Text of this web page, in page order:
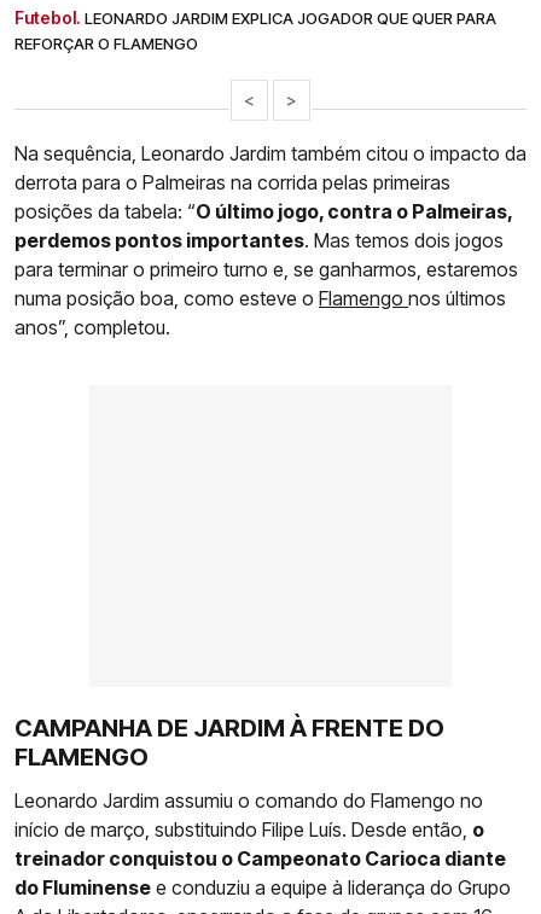
Futebol. LEONARDO JARDIM EXPLICA JOGADOR QUE QUER PARA
REFORÇAR O FLAMENGO
< >
Na sequência, Leonardo Jardim também citou o impacto da
derrota para o Palmeiras na corrida pelas primeiras
posições da tabela: “O último jogo, contra o Palmeiras,
perdemos pontos importantes. Mas temos dois jogos
para terminar o primeiro turno e, se ganharmos, estaremos
numa posição boa, como esteve o Flamengo nos últimos
anos”, completou.
CAMPANHA DE JARDIM À FRENTE DO
FLAMENGO
Leonardo Jardim assumiu o comando do Flamengo no
início de março, substituindo Filipe Luís. Desde então, o
treinador conquistou o Campeonato Carioca diante
do Fluminense e conduziu a equipe à liderança do Grupo